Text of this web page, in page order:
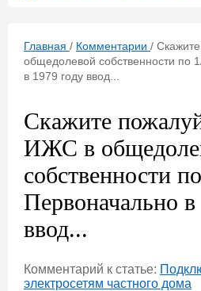
Главная / Комментарии /
общедолевой собственности по
в 1979 году ввод...
Скажите
ИЖС в
собственности
Первоначально в
ввод...
Комментарий к статье:
электросетям частного дома